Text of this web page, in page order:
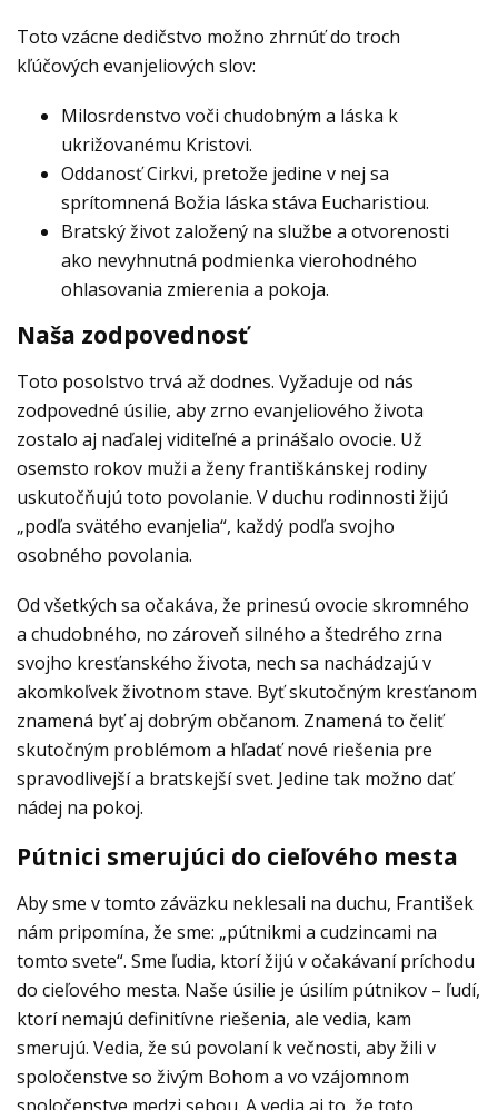
Toto vzácne dedičstvo možno zhrnúť do troch
kľúčových evanjeliových slov:
Milosrdenstvo voči chudobným a láska k
ukrižovanému Kristovi.
Oddanosť Cirkvi, pretože jedine v nej sa
sprítomnená Božia láska stáva Eucharistiou.
Bratský život založený na službe a otvorenosti
ako nevyhnutná podmienka vierohodného
ohlasovania zmierenia a pokoja.
Naša zodpovednosť
Toto posolstvo trvá až dodnes. Vyžaduje od nás
zodpovedné úsilie, aby zrno evanjeliového života
zostalo aj naďalej viditeľné a prinášalo ovocie. Už
osemsto rokov muži a ženy františkánskej rodiny
uskutočňujú toto povolanie. V duchu rodinnosti žijú
„podľa svätého evanjelia“, každý podľa svojho
osobného povolania.
Od všetkých sa očakáva, že prinesú ovocie skromného
a chudobného, no zároveň silného a štedrého zrna
svojho kresťanského života, nech sa nachádzajú v
akomkoľvek životnom stave. Byť skutočným kresťanom
znamená byť aj dobrým občanom. Znamená to čeliť
skutočným problémom a hľadať nové riešenia pre
spravodlivejší a bratskejší svet. Jedine tak možno dať
nádej na pokoj.
Pútnici smerujúci do cieľového mesta
Aby sme v tomto záväzku neklesali na duchu, František
nám pripomína, že sme: „pútnikmi a cudzincami na
tomto svete“. Sme ľudia, ktorí žijú v očakávaní príchodu
do cieľového mesta. Naše úsilie je úsilím pútnikov – ľudí,
ktorí nemajú definitívne riešenia, ale vedia, kam
smerujú. Vedia, že sú povolaní k večnosti, aby žili v
spoločenstve so živým Bohom a vo vzájomnom